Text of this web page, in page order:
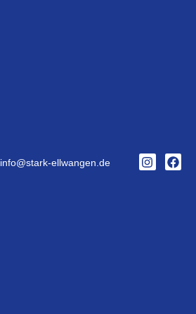
info@stark-ellwangen.de